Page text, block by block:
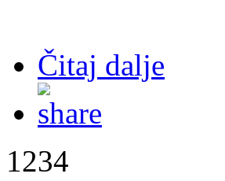
Čitaj dalje
1234